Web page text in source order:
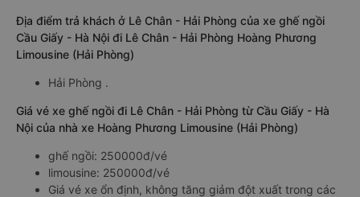
Địa điểm trả khách ở Lê Chân - Hải Phòng của xe ghế ngồi
Cầu Giấy - Hà Nội đi Lê Chân - Hải Phòng Hoàng Phương
Limousine (Hải Phòng)
Hải Phòng .
Giá vé xe ghế ngồi đi Lê Chân - Hải Phòng từ Cầu Giấy - Hà
Nội của nhà xe Hoàng Phương Limousine (Hải Phòng)
ghế ngồi: 250000đ/vé
limousine: 250000đ/vé
Giá vé xe ổn định, không tăng giảm đột xuất trong các